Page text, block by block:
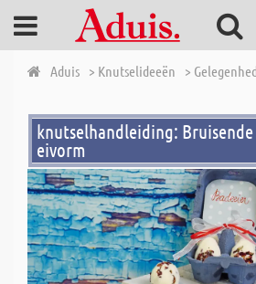
Aduis > Knutselideeën >
knutselhandleiding:
eivorm